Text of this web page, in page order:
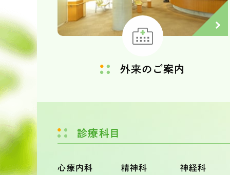
外来のご案内
診療科目
心療内科 精神科 神経科